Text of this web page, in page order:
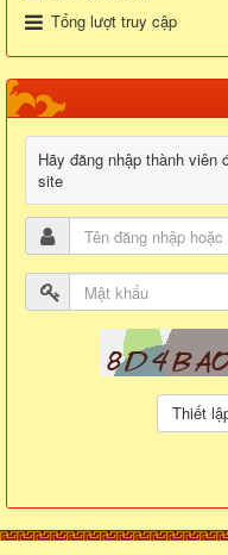
Tổng lượt truy cập
Hãy đăng nhập thành
site